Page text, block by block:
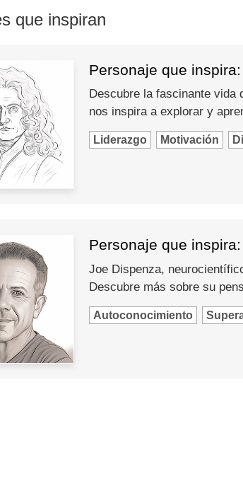
que inspiran
Personaje que
Descubre la fascinante
nos inspira a explorar y
Liderazgo Motivación
Personaje que
Joe Dispenza,
Descubre más sobre su
Autoconocimiento